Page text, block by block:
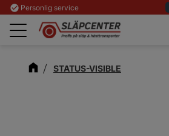
Meny
check_circle Personlig service
STATUS-VISIBLE